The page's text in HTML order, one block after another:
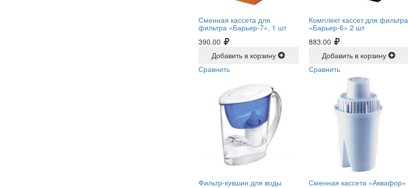
Сменная кассета для
фильтра «Барьер-7», 1 шт
390.00
Добавить в корзину
Сравнить
Комплект кассет для фильтра
«Барьер-6» 2 шт
883.00
Добавить в корзину
Сравнить
Фильтр-кувшин для воды Сменная кассета «Аквафор»